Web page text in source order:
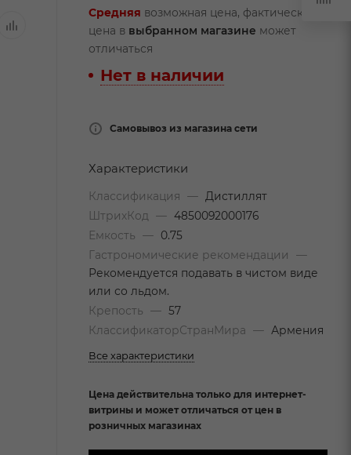
Средняя возможная цена, фактическая
цена в выбранном магазине может
отличаться
Нет в наличии
Самовывоз из магазина сети
Характеристики
Классификация —
Дистиллят
ШтрихКод
— 4850092000176
Емкость
—
0.75
Гастрономические рекомендации
—
Рекомендуется подавать в чистом виде
или со льдом.
Крепость
— 57
КлассификаторСтранМира
— Армения
Все характеристики
Цена действительна только для интернет-
витрины и может отличаться от цен в
розничных магазинах